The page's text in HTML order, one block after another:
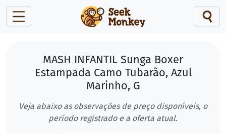
MASH INFANTIL Sunga Boxer
Estampada Camo Tubarão, Azul
Marinho, G
Veja abaixo as observações de preço disponíveis, o
período registrado e a oferta atual.